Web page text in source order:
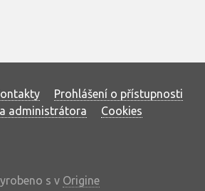
Prohlášení o přístupnosti
administrátora
Cookies
s v Origine